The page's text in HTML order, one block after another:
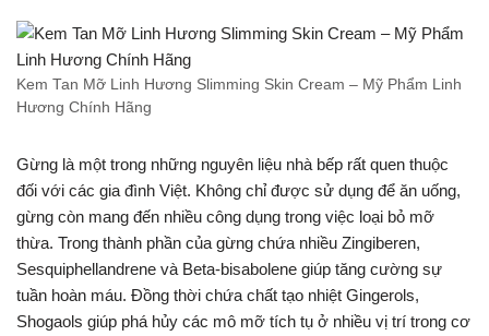
Kem Tan Mỡ Linh Hương Slimming Skin Cream – Mỹ Phẩm Linh
Hương Chính Hãng
Gừng là một trong những nguyên liệu nhà bếp rất quen thuộc
đối với các gia đình Việt. Không chỉ được sử dụng để ăn uống,
gừng còn mang đến nhiều công dụng trong việc loại bỏ mỡ
thừa. Trong thành phần của gừng chứa nhiều Zingiberen,
Sesquiphellandrene và Beta-bisabolene giúp tăng cường sự
tuần hoàn máu. Đồng thời chứa chất tạo nhiệt Gingerols,
Shogaols giúp phá hủy các mô mỡ tích tụ ở nhiều vị trí trong cơ